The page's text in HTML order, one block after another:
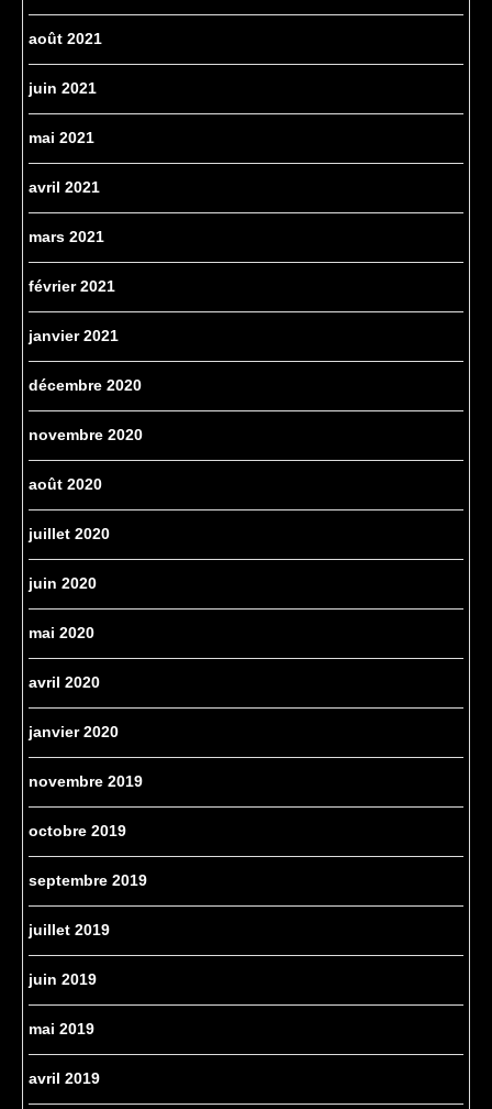
août 2021
juin 2021
mai 2021
avril 2021
mars 2021
février 2021
janvier 2021
décembre 2020
novembre 2020
août 2020
juillet 2020
juin 2020
mai 2020
avril 2020
janvier 2020
novembre 2019
octobre 2019
septembre 2019
juillet 2019
juin 2019
mai 2019
avril 2019